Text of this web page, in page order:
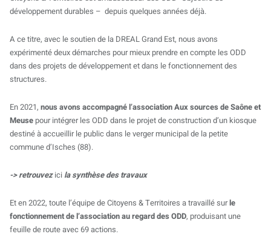
développement durables – depuis quelques années déjà.
A ce titre, avec le soutien de la DREAL Grand Est, nous avons
expérimenté deux démarches pour mieux prendre en compte les ODD
dans des projets de développement et dans le fonctionnement des
structures.
En 2021, nous avons accompagné l’association Aux sources de Saône et
Meuse pour intégrer les ODD dans le projet de construction d’un kiosque
destiné à accueillir le public dans le verger municipal de la petite
commune d’Isches (88).
-> retrouvezici la synthèse des travaux
Et en 2022, toute l’équipe de Citoyens & Territoires a travaillé surle
fonctionnement de l’association au regard des ODD, produisant une
feuille de route avec 69 actions.